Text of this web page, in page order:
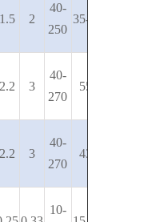
1.5 2
40-
250
35-.15.5
2.2 3
40-
270
55-36
2.2 3
40-
270
43-18
10-